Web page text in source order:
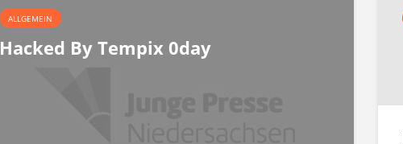
ALLGEMEIN
Hacked By Tempix 0day